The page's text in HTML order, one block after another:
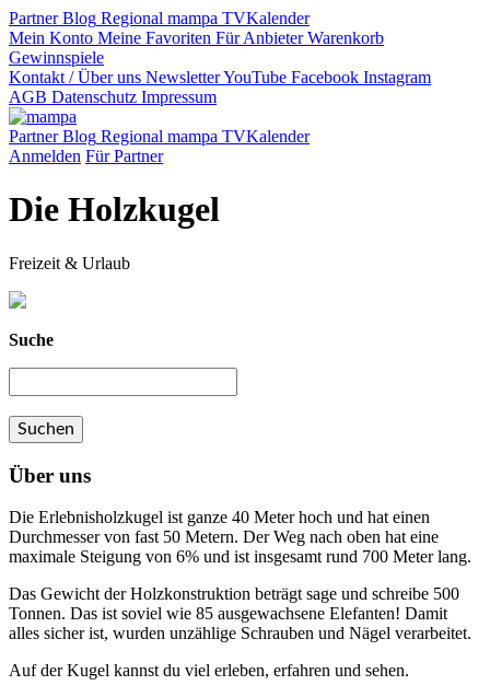
PartnerBlog Regional mampa TVKalender
Mein Konto Meine Favoriten Für AnbieterWarenkorb
Gewinnspiele
Kontakt / Über uns NewsletterYouTube Facebook Instagram
AGB Datenschutz Impressum
PartnerBlog Regional mampa TVKalender
Anmelden Für Partner
Die Holzkugel
Freizeit & Urlaub
Suche
Über uns
Die Erlebnisholzkugel ist ganze 40 Meter hoch und hat einen
Durchmesser von fast 50 Metern. Der Weg nach oben hat eine
maximale Steigung von 6% und ist insgesamt rund 700 Meter lang.
Das Gewicht der Holzkonstruktion beträgt sage und schreibe 500
Tonnen. Das ist soviel wie 85 ausgewachsene Elefanten! Damit
alles sicher ist, wurden unzählige Schrauben und Nägel verarbeitet.
Auf der Kugel kannst du viel erleben, erfahren und sehen.